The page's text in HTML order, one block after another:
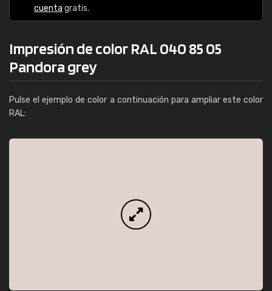
cuenta gratis.
Impresión de color RAL 040 85 05
Pandora grey
Pulse el ejemplo de color a continuación para ampliar este color
RAL: